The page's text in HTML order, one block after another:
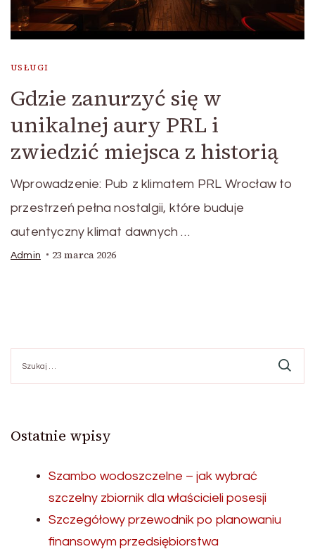
USŁUGI
Gdzie zanurzyć się w
unikalnej aury PRL i
zwiedzić miejsca z historią
Wprowadzenie: Pub z klimatem PRL Wrocław to
przestrzeń pełna nostalgii, które buduje
autentyczny klimat dawnych …
Admin 23 marca 2026
Ostatnie wpisy
Szambo wodoszczelne – jak wybrać
szczelny zbiornik dla właścicieli posesji
Szczegółowy przewodnik po planowaniu
finansowym przedsiębiorstwa